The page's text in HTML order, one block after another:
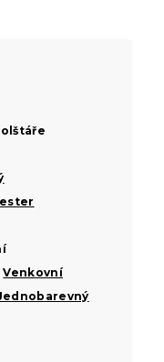
Venkovní